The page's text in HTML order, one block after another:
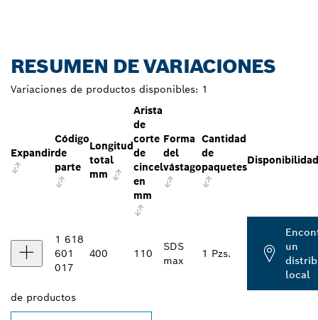
RESUMEN DE VARIACIONES
Variaciones de productos disponibles: 1
Expandir
Código
de
parte
Longitud
total
mm
Arista
de
corte
de
cincel
en
mm
Forma
del
vástago
Cantidad
de
paquetes
Disponibilidad
1 618
601
017
400 110
SDS
max
1 Pzs.
un
local
de productos